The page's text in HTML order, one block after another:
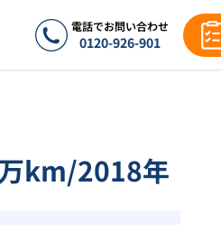
電話でお問い合わせ
0120-926-901
km/2018年